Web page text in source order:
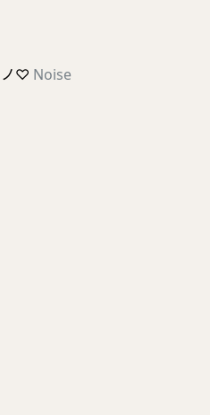
♡ Noise